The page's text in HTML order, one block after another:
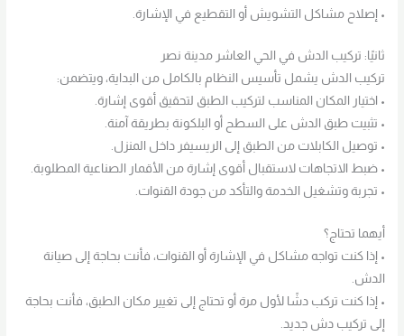
• إصلاح مشاكل التشويش أو التقطيع في الإشارة.
ثانيًا: تركيب الدش في الحي العاشر مدينة نصر
تركيب الدش يشمل تأسيس النظام بالكامل من البداية، ويتضمن:
• اختيار المكان المناسب لتركيب الطبق لتحقيق أقوى إشارة.
• تثبيت طبق الدش على السطح أو البلكونة بطريقة آمنة.
• توصيل الكابلات من الطبق إلى الريسيفر داخل المنزل.
• ضبط الاتجاهات لاستقبال أقوى إشارة من الأقمار الصناعية المطلوبة.
• تجربة وتشغيل الخدمة والتأكد من جودة القنوات.
أيهما تحتاج؟
• إذا كنت تواجه مشاكل في الإشارة أو القنوات، فأنت بحاجة إلى صيانة
الدش.
• إذا كنت تركب دشًا لأول مرة أو تحتاج إلى تغيير مكان الطبق، فأنت بحاجة
إلى تركيب دش جديد.